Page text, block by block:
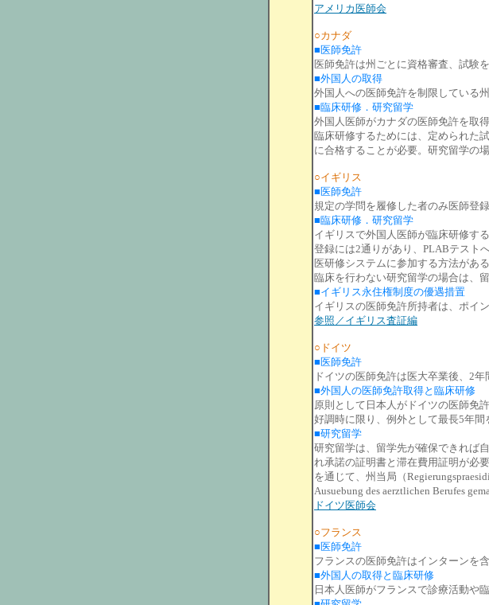
アメリカ医師会
○カナダ
■医師免許
医師免許は州ごとに資格審査、試験
■外国人の取得
外国人への医師免許を制限している州
■臨床研修．研究留学
外国人医師がカナダの医師免許を取
臨床研修するためには、定められた
に合格することが必要。研究留学の
○イギリス
■医師免許
規定の学問を履修した者のみ医師登録
■臨床研修．研究留学
イギリスで外国人医師が臨床研修す
登録には2通りがあり、PLABテスト
医研修システムに参加する方法がある
臨床を行わない研究留学の場合は、
■イギリス永住権制度の優遇措置
イギリスの医師免許所持者は、ポイ
参照／イギリス査証編
○ドイツ
■医師免許
ドイツの医師免許は医大卒業後、2年
■外国人の医師免許取得と臨床研修
原則として日本人がドイツの医師免
好調時に限り、例外として最長5年間
■研究留学
研究留学は、留学先が確保できれば
れ承諾の証明書と滞在費用証明が必
を通じて、州当局（
Ausuebung des aerztlichen Berufes
ドイツ医師会
○フランス
■医師免許
フランスの医師免許はインターンを
■外国人の取得と臨床研修
日本人医師がフランスで診療活動や